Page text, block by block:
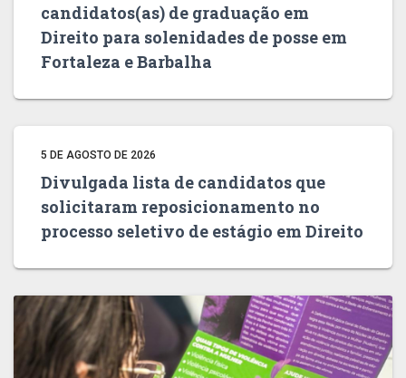
candidatos(as) de graduação em
Direito para solenidades de posse em
Fortaleza e Barbalha
5 DE AGOSTO DE 2026
Divulgada lista de candidatos que
solicitaram reposicionamento no
processo seletivo de estágio em Direito